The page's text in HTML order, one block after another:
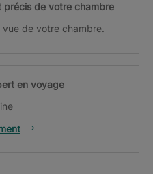
précis de votre chambre
vue de votre chambre.
en voyage